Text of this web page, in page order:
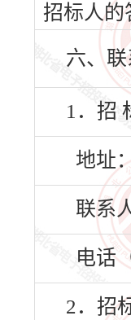
招标人的
六、
1．招
地址
联系
电话
2．招